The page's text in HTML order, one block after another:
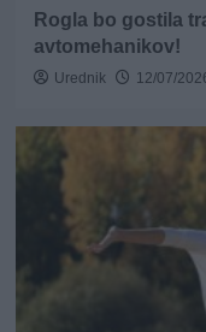
Rogla bo gostila
avtomehanikov!
Urednik 12/07/